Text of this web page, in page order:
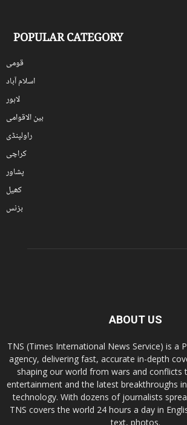
POPULAR CATEGORY
قومی
اسلام آباد
لاہور
بین الاقوامی
راولپنڈی
کراچی
پشاور
کھیل
بزنس
ABOUT US
TNS (Times International News Service) is a
agency, delivering fast, accurate in-depth
shaping our world from wars and conflicts
entertainment and the latest breakthroughs
technology. With dozens of journalists
TNS covers the world 24 hours a day in
text, photos.